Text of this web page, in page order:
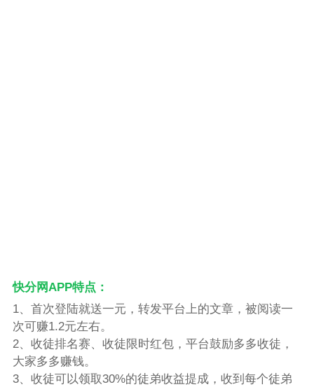
快分网APP特点：
1、首次登陆就送一元，转发平台上的文章，被阅读一
次可赚1.2元左右。
2、收徒排名赛、收徒限时红包，平台鼓励多多收徒，
大家多多赚钱。
3、收徒可以领取30%的徒弟收益提成，收到每个徒弟